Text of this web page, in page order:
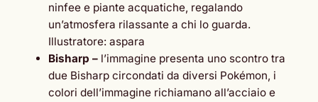
ninfee e piante acquatiche, regalando
un’atmosfera rilassante a chi lo guarda.
Illustratore: aspara
Bisharp – l’immagine presenta uno scontro tra
due Bisharp circondati da diversi Pokémon, i
colori dell’immagine richiamano all’acciaio e